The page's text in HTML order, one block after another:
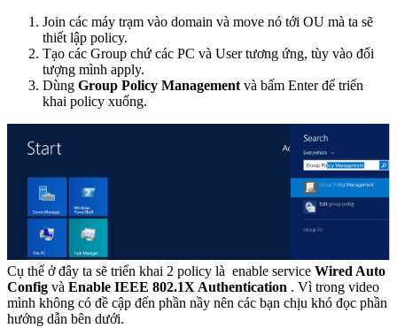
Join các máy trạm vào domain và move nó tới OU mà ta sẽ
thiết lập policy.
Tạo các Group chứ các PC và User tương ứng, tùy vào đối
tượng mình apply.
Dùng Group Policy Management và bấm Enter để triển
khai policy xuống.
Cụ thể ở đây ta sẽ triển khai 2 policy là enable service Wired Auto
Config và Enable IEEE 802.1X Authentication . Vì trong video
mình không có đề cập đến phần nầy nên các bạn chịu khó đọc phần
hướng dẫn bên dưới.